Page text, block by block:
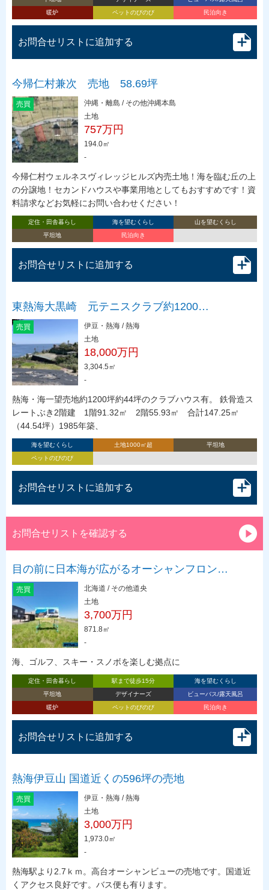
暖炉
ペットのびのび 民泊向き
お問合せリストに追加する
今帰仁村兼次 売地 58.69坪
売買
沖縄・離島 / その他沖縄本島
土地
757万円
194.0㎡
-
今帰仁村ウェルネスヴィレッジヒルズ内売土地！海を臨む丘の上
の分譲地！セカンドハウスや事業用地としてもおすすめです！資
料請求などお気軽にお問い合わせください！
定住・田舎暮らし 海を望むくらし
山を望むくらし
平坦地
民泊向き
お問合せリストに追加する
東熱海大黒崎 元テニスクラブ約1200…
売買
伊豆・熱海 / 熱海
土地
18,000万円
3,304.5㎡
-
熱海・海一望売地約1200坪約44坪のクラブハウス有。 鉄骨造ス
レートぶき2階建 1階91.32㎡ 2階55.93㎡ 合計147.25㎡
（44.54坪）1985年築、
海を望むくらし 土地1000㎡超
平坦地
ペットのびのび
お問合せリストに追加する
お問合せリストを確認する
目の前に日本海が広がるオーシャンフロン…
売買
北海道 / その他道央
土地
3,700万円
871.8㎡
-
海、ゴルフ、スキー・スノボを楽しむ拠点に
定住・田舎暮らし 駅まで徒歩15分
海を望むくらし
平坦地
デザイナーズ
ビューバス/露天風呂
暖炉
ペットのびのび 民泊向き
お問合せリストに追加する
熱海伊豆山 国道近くの596坪の売地
売買
伊豆・熱海 / 熱海
土地
3,000万円
1,973.0㎡
-
熱海駅より2.7ｋｍ。高台オーシャンビューの売地です。国道近
くアクセス良好です。バス便も有ります。